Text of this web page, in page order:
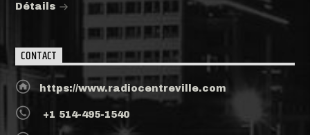
Détails
CONTACT
https://www.radiocentreville.com
+1 514-495-1540